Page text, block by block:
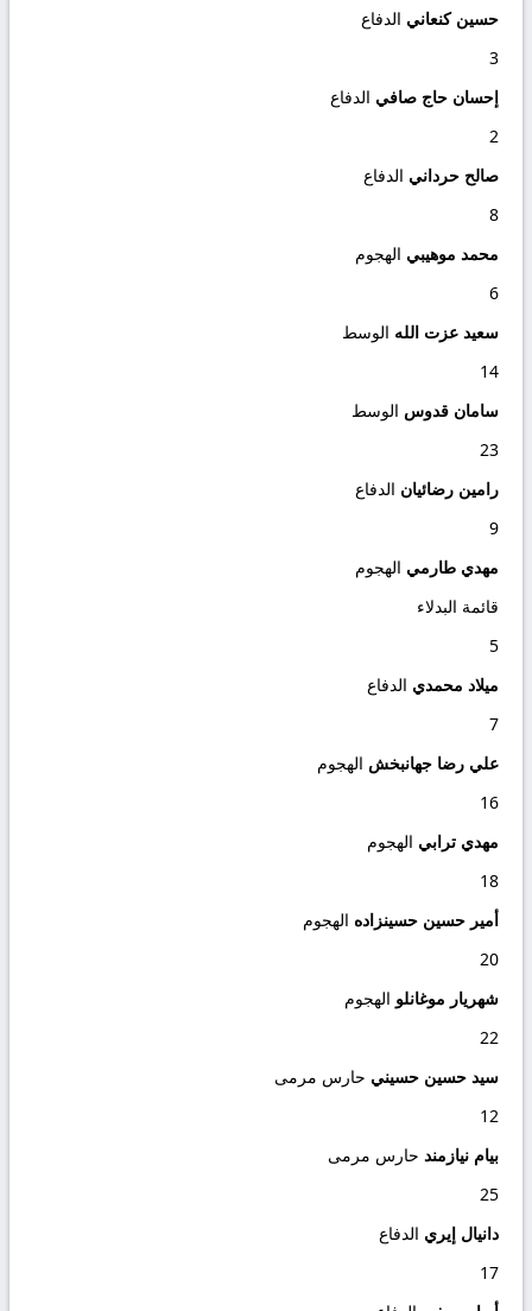
حسين كنعاني الدفاع
3
إحسان حاج صافي الدفاع
2
صالح حرداني الدفاع
8
محمد موهيبي الهجوم
6
سعید عزت الله الوسط
14
سامان قدوس الوسط
23
رامين رضائيان الدفاع
9
مهدي طارمي الهجوم
قائمة البدلاء
5
ميلاد محمدي الدفاع
7
علي رضا جهانبخش الهجوم
16
مهدي ترابي الهجوم
18
أمير حسين حسينزاده الهجوم
20
شهريار موغانلو الهجوم
22
سيد حسين حسيني حارس مرمى
12
بيام نيازمند حارس مرمى
25
دانيال إيري الدفاع
17